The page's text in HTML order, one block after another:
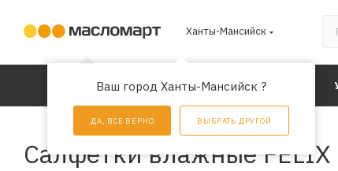
Ханты-Мансийск
Ваш город Ханты-Мансийск ?
ДА, ВСЕ ВЕРНО ВЫБРАТЬ ДРУГОЙ
КАТАЛОГ АКЦИИ
Салфетки влажные